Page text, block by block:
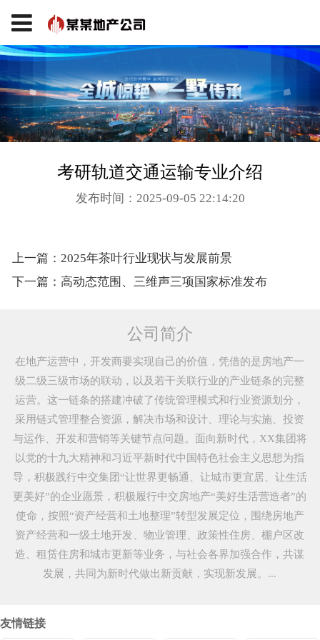
考研轨道交通运输专业介绍
发布时间：2025-09-05 22:14:20
上一篇：2025年茶叶行业现状与发展前景
下一篇：高动态范围、三维声三项国家标准发布
公司简介
在地产运营中，开发商要实现自己的价值，凭借的是房地产一
级二级三级市场的联动，以及若干关联行业的产业链条的完整
运营。这一链条的搭建冲破了传统管理模式和行业资源划分，
采用链式管理整合资源，解决市场和设计、理论与实施、投资
与运作、开发和营销等关键节点问题。面向新时代，XX集团将
以党的十九大精神和习近平新时代中国特色社会主义思想为指
导，积极践行中交集团“让世界更畅通、让城市更宜居、让生活
更美好”的企业愿景，积极履行中交房地产“美好生活营造者”的
使命，按照“资产经营和土地整理”转型发展定位，围绕房地产
资产经营和一级土地开发、物业管理、政策性住房、棚户区改
造、租赁住房和城市更新等业务，与社会各界加强合作，共谋
发展，共同为新时代做出新贡献，实现新发展。...
友情链接